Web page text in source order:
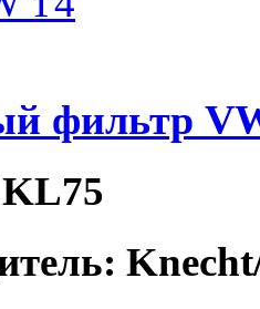
фильтр